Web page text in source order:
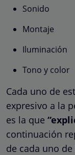
Sonido
Montaje
Iluminación
Tono y color
Cada uno de
expresivo a la
es la que
continuación
de cada uno